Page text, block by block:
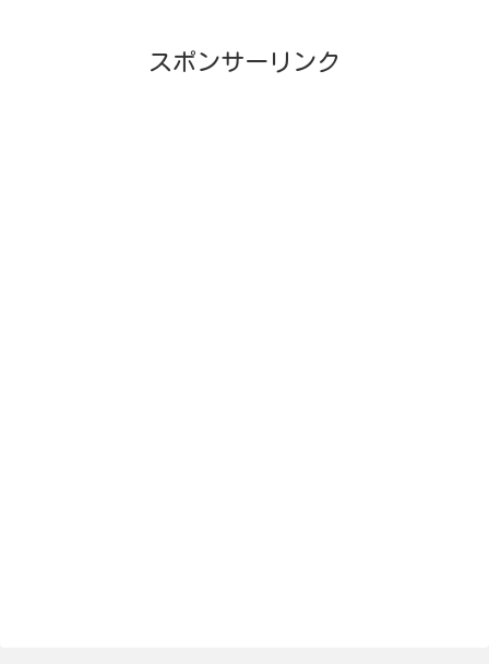
スポンサーリンク